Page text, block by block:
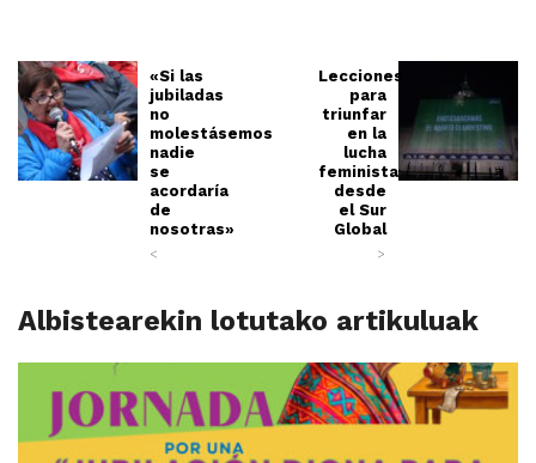
«Si las
jubiladas
no
molestásemos
nadie
se
acordaría
de
nosotras»
<
Lecciones
para
triunfar
en la
lucha
feminista
desde
el Sur
Global
>
Albistearekin lotutako artikuluak